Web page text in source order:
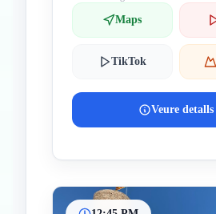
Maps
TikTok
Veure detalls